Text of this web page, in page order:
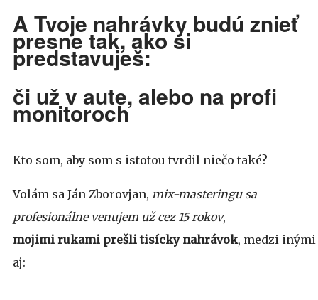
A Tvoje nahrávky budú znieť
presne tak, ako si
predstavuješ:
či už v aute, alebo na profi
monitoroch
Kto som, aby som s istotou tvrdil niečo také?
Volám sa Ján Zborovjan, mix-masteringu sa
profesionálne venujem už cez 15 rokov,
mojimi rukami prešli tisícky nahrávok, medzi inými
aj: